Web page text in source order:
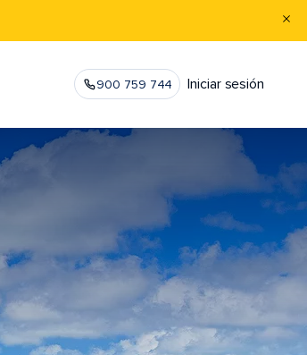
900 759 744 Iniciar sesión